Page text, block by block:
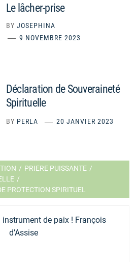
Le lâcher-prise
BY JOSEPHINA
9 NOVEMBRE 2023
Déclaration de Souveraineté
Spirituelle
BY PERLA 20 JANVIER 2023
/ PRIERE PUISSANTE /
/
PROTECTION SPIRITUEL
instrument de paix ! François
d’Assise